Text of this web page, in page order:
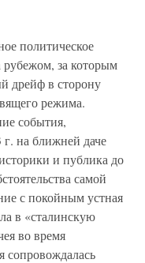
политическое
за которым
дрейф в сторону
режима.
события,
на ближней даче
и публика до
самой
с покойным устная
в «сталинскую
во время